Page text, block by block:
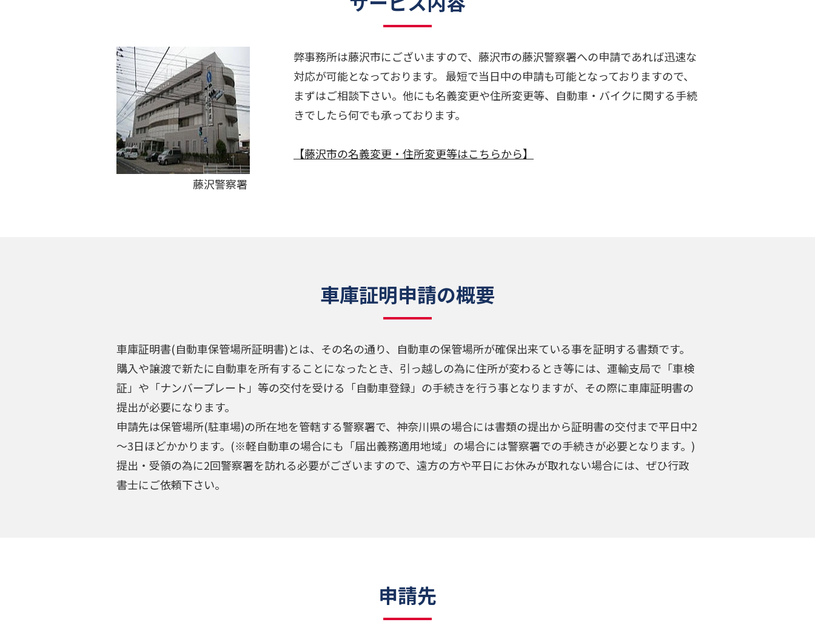
藤沢警察署
弊事務所は藤沢市にございますので、藤沢市の藤沢警察署への申請であれば迅速な
対応が可能となっております。 最短で当日中の申請も可能となっておりますので、
まずはご相談下さい。他にも名義変更や住所変更等、自動車・バイクに関する手続
きでしたら何でも承っております。
【藤沢市の名義変更・住所変更等はこちらから】
車庫証明申請の概要
車庫証明書(自動車保管場所証明書)とは、その名の通り、自動車の保管場所が確保出来ている事を証明する書類です。
購入や譲渡で新たに自動車を所有することになったとき、引っ越しの為に住所が変わるとき等には、運輸支局で「車検
証」や「ナンバープレート」等の交付を受ける「自動車登録」の手続きを行う事となりますが、その際に車庫証明書の
提出が必要になります。
申請先は保管場所(駐車場)の所在地を管轄する警察署で、神奈川県の場合には書類の提出から証明書の交付まで平日中2
～3日ほどかかります。(※軽自動車の場合にも「届出義務適用地域」の場合には警察署での手続きが必要となります。)
提出・受領の為に2回警察署を訪れる必要がございますので、遠方の方や平日にお休みが取れない場合には、ぜひ行政
書士にご依頼下さい。
申請先